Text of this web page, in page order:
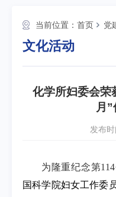
当前位置： 首页 党
文化活动
化学所妇委会荣
月
发布
为隆重纪念第
国科学院妇女工作委